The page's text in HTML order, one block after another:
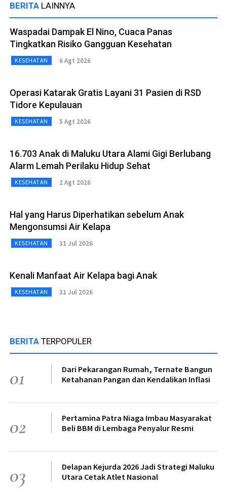
BERITA LAINNYA
Waspadai Dampak El Nino, Cuaca Panas
Tingkatkan Risiko Gangguan Kesehatan
KESEHATAN 6 Agt 2026
Operasi Katarak Gratis Layani 31 Pasien di RSD
Tidore Kepulauan
KESEHATAN 5 Agt 2026
16.703 Anak di Maluku Utara Alami Gigi Berlubang
Alarm Lemah Perilaku Hidup Sehat
KESEHATAN 2 Agt 2026
Hal yang Harus Diperhatikan sebelum Anak
Mengonsumsi Air Kelapa
KESEHATAN 31 Jul 2026
Kenali Manfaat Air Kelapa bagi Anak
KESEHATAN 31 Jul 2026
BERITA TERPOPULER
01
Dari Pekarangan Rumah, Ternate Bangun
Ketahanan Pangan dan Kendalikan Inflasi
02
Pertamina Patra Niaga Imbau Masyarakat
Beli BBM di Lembaga Penyalur Resmi
03
Delapan Kejurda 2026 Jadi Strategi Maluku
Utara Cetak Atlet Nasional